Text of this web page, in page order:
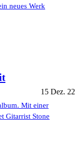
neues Werk
15 Dez. 22
Mit einer
Gitarrist Stone